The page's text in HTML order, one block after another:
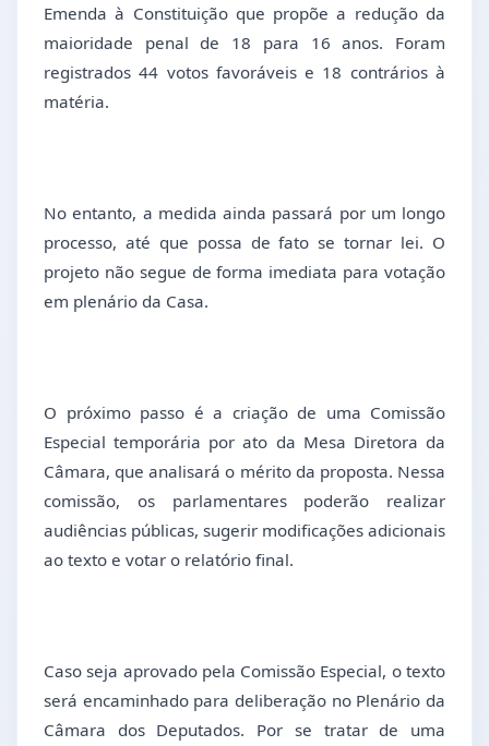
Emenda à Constituição que propõe a redução da
maioridade penal de 18 para 16 anos. Foram
registrados 44 votos favoráveis e 18 contrários à
matéria.
No entanto, a medida ainda passará por um longo
processo, até que possa de fato se tornar lei. O
projeto não segue de forma imediata para votação
em plenário da Casa.
O próximo passo é a criação de uma Comissão
Especial temporária por ato da Mesa Diretora da
Câmara, que analisará o mérito da proposta. Nessa
comissão, os parlamentares poderão realizar
audiências públicas, sugerir modificações adicionais
ao texto e votar o relatório final.
Caso seja aprovado pela Comissão Especial, o texto
será encaminhado para deliberação no Plenário da
Câmara dos Deputados. Por se tratar de uma